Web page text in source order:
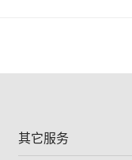
其它服务